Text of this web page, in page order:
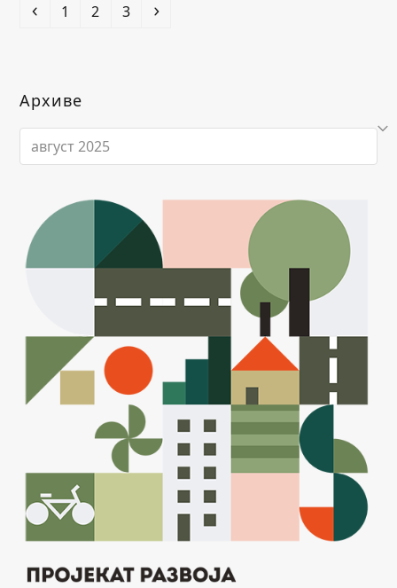
Previous
Page
1 Page
2 Page
3 Next
Архиве